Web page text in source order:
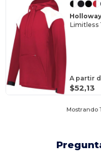
Limitless
A partir
$52,13
Mostrando